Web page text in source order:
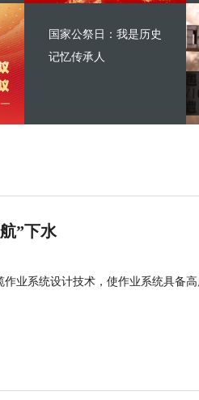
国家公祭日：我是历史
记忆传承人
”下水
业系统设计技术，使作业系统具备高